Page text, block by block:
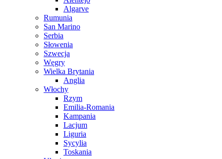
Algarve
Rumunia
San Marino
Serbia
Słowenia
Szwecja
Węgry
Wielka Brytania
Anglia
Włochy
Rzym
Emilia-Romania
Kampania
Lacjum
Liguria
Sycylia
Toskania